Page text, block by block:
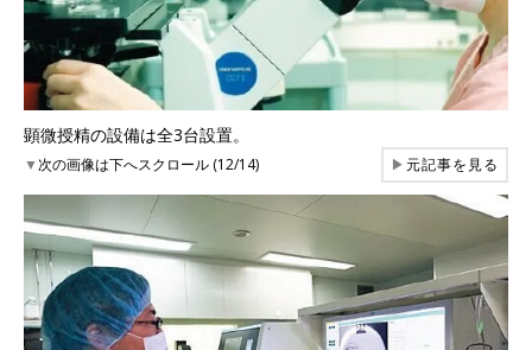
顕微授精の設備は全3台設置。
▼次の画像は下へスクロール (12/14) ▶元記事を見る